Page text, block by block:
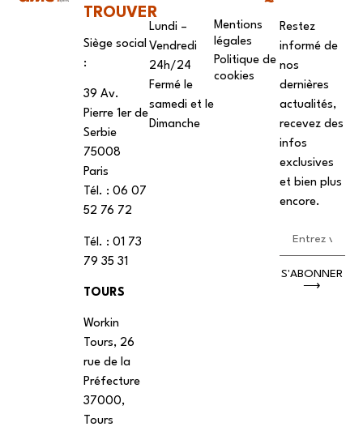
TROUVER
Siège social
:
39 Av.
Pierre 1er de
Serbie
75008
Paris
Tél. : ‭06 07
52 76 72
Tél. : 01 73
79 35 31
TOURS
Workin
Tours, 26
rue de la
Préfecture
37000,
Tours
Lundi –
Vendredi
24h/24
Fermé le
samedi et le
Dimanche
Mentions
légales
Politique de
cookies
Restez
informé de
nos
dernières
actualités,
recevez des
infos
exclusives
et bien plus
encore.
S'ABONNER
⟶